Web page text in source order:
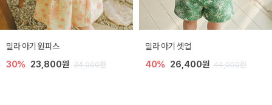
밀라 아기 원피스
30% 23,800원 34,000원
밀라 아기 셋업
40% 26,400원 44,000원